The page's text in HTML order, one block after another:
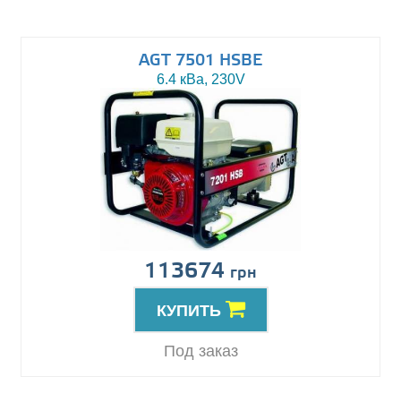
AGT 7501 HSBE
6.4 кВа, 230V
113674 грн
КУПИТЬ
Под заказ